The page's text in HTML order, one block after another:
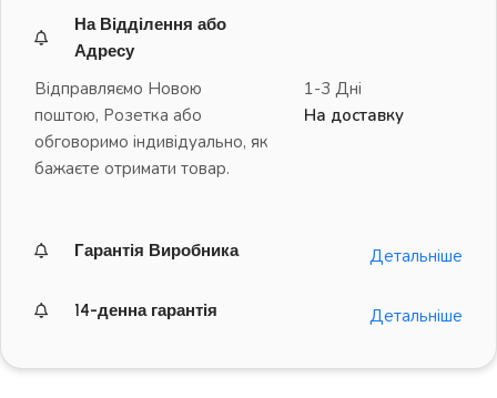
На Відділення або
Адресу
Відправляємо Новою
поштою, Розетка або
обговоримо індивідуально, як
бажаєте отримати товар.
1-3 Дні
На доставку
Гарантія Виробника Детальніше
14-денна гарантія Детальніше